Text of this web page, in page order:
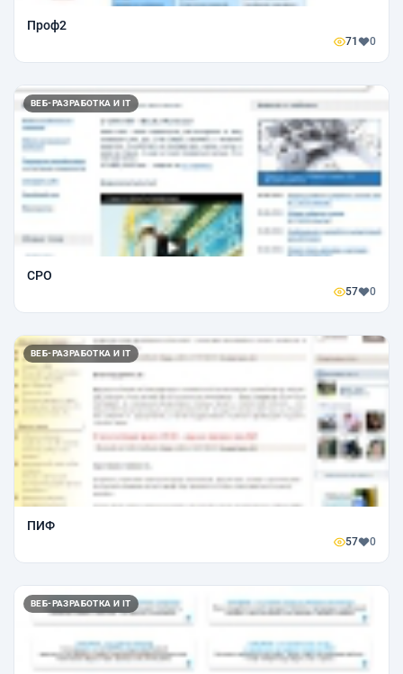
Проф2
71 0
ВЕБ-РАЗРАБОТКА И IT
СРО
57 0
ВЕБ-РАЗРАБОТКА И IT
ПИФ
57 0
ВЕБ-РАЗРАБОТКА И IT